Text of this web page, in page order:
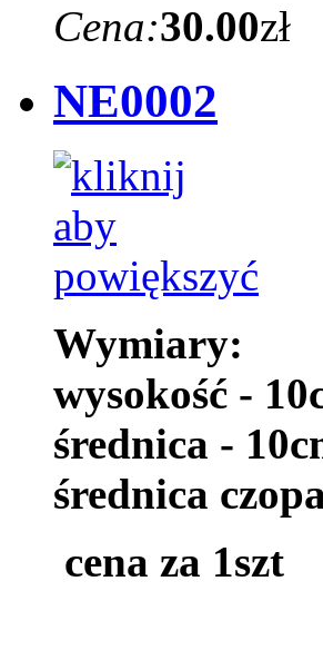
Cena:30.00zł
NE0002
Wymiary:
wysokość -
średnica -
średnica
cena za 1szt